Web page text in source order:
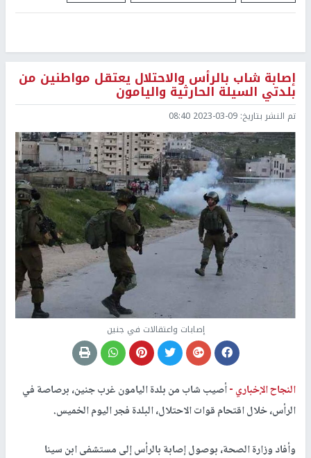
إصابة شاب بالرأس والاحتلال يعتقل مواطنين من
بلدتي السيلة الحارثية واليامون
تم النشر بتاريخ: 2023-03-09 08:40
إصابات واعتقالات في جنين
النجاح الإخباري -أصيب شاب من بلدة اليامون غرب جنين، برصاصة في
الرأس، خلال اقتحام قوات الاحتلال، البلدة فجر اليوم الخميس.
وأفاد وزارة الصحة، بوصول إصابة بالرأس إلى مستشفى ابن سينا